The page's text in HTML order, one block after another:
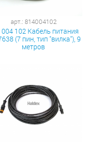
арт.: 814004102
102 Кабель питания
(7 пин, тип "вилка"), 9
метров